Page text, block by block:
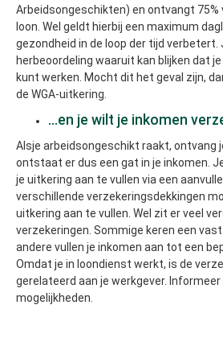
Arbeidsongeschikten) en ontvangt 75%
loon. Wel geldt hierbij een maximum
gezondheid in de loop der tijd verbetert.
herbeoordeling waaruit kan blijken dat
kunt werken. Mocht dit het geval zijn,
de WGA-uitkering.
...en je wilt je inkomen
Alsje arbeidsongeschikt raakt, ontvang
ontstaat er dus een gat in je inkomen.
je uitkering aan te vullen via een
verschillende verzekeringsdekkingen
uitkering aan te vullen. Wel zit er veel
verzekeringen. Sommige keren een
andere vullen je inkomen aan tot een
Omdat je in loondienst werkt, is de
gerelateerd aan je werkgever. Informeer
mogelijkheden.